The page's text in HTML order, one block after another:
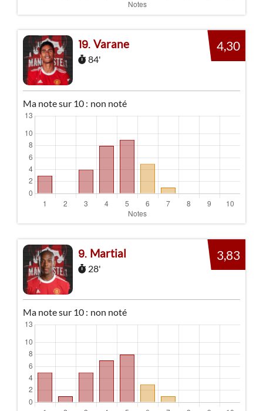
19 Varane
84'
4,30
Ma note sur 10 : non noté
9 Martial
28'
3,83
Ma note sur 10 : non noté